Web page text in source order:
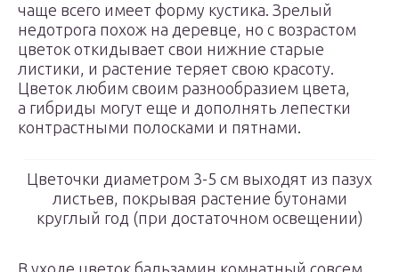
чаще всего имеет форму кустика. Зрелый
недотрога похож на деревце, но с возрастом
цветок откидывает свои нижние старые
листики, и растение теряет свою красоту.
Цветок любим своим разнообразием цвета,
а гибриды могут еще и дополнять лепестки
контрастными полосками и пятнами.
Цветочки диаметром 3-5 см выходят из пазух
листьев, покрывая растение бутонами
круглый год (при достаточном освещении)
В уходе цветок бальзамин комнатный совсем